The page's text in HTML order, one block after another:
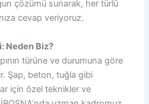
çözümü sunarak, her türlü
cevap veriyoruz.
Neden Biz?
türüne ve durumuna göre
Şap, beton, tuğla gibi
için özel teknikler ve